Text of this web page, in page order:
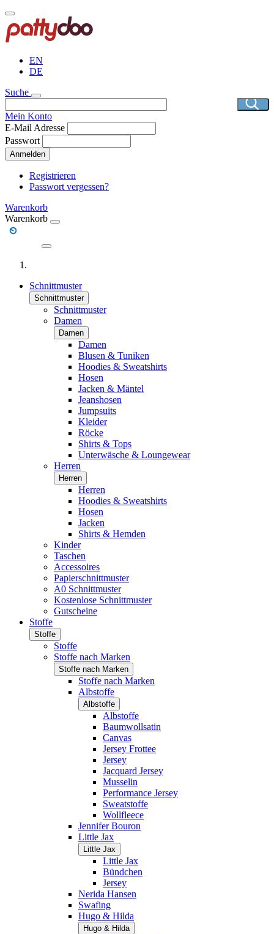
Direkt
zum
Inhalt
EN
DE
Suche
Mein Konto
E-Mail Adresse
Passwort
Anmelden
Registrieren
Passwort vergessen?
Warenkorb
Warenkorb
Schnittmuster
Schnittmuster
Schnittmuster
Damen
Damen
Damen
Blusen & Tuniken
Hoodies & Sweatshirts
Hosen
Jacken & Mäntel
Jeanshosen
Jumpsuits
Kleider
Röcke
Shirts & Tops
Unterwäsche & Loungewear
Herren
Herren
Herren
Hoodies & Sweatshirts
Hosen
Jacken
Shirts & Hemden
Kinder
Taschen
Accessoires
Papierschnittmuster
A0 Schnittmuster
Kostenlose Schnittmuster
Gutscheine
Stoffe
Stoffe
Stoffe
Stoffe nach Marken
Stoffe nach Marken
Stoffe nach Marken
Albstoffe
Albstoffe
Albstoffe
Baumwollsatin
Canvas
Jersey Frottee
Jersey
Jacquard Jersey
Musselin
Performance Jersey
Sweatstoffe
Wollfleece
Jennifer Bouron
Little Jax
Little Jax
Little Jax
Bündchen
Jersey
Nerida Hansen
Swafing
Hugo & Hilda
Hugo & Hilda